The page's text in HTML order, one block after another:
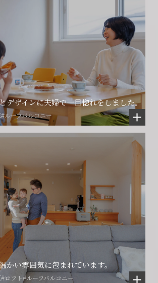
デザインに夫婦で一目惚れをしました。
#ルーフバルコニー
かい雰囲気に包まれています。
#ロフト#ルーフバルコニー
関することや物件についての
ご相談はこちら
ォームからのお問い合わせ
CONTACT
お電話でのお問い合わせ
0466-24-2478
営業時間9:30~18:30 水曜定休
賃貸物件入居者様の
りごとのご相談はこちら
解約のお申し込み
CONTACT
プロコール24ご利用の方
0120-073-386
閉じる
の活用・賃貸経営に関する
ご相談はこちら
ォームからのお問い合わせ
CONTACT
貸管理事業部へのお問い合わせ
0466-24-2478
営業時間9:30~18:30 水曜定休